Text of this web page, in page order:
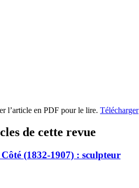
l’article en PDF pour le lire. Télécharger
de cette revue
(1832-1907) : sculpteur